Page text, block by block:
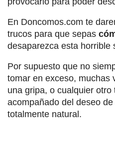
En Doncomos.com te
trucos para que sepas
desaparezca esta horrible
Por supuesto que no
tomar en exceso, muchas
una gripa, o cualquier
acompañado del deseo
totalmente natural.